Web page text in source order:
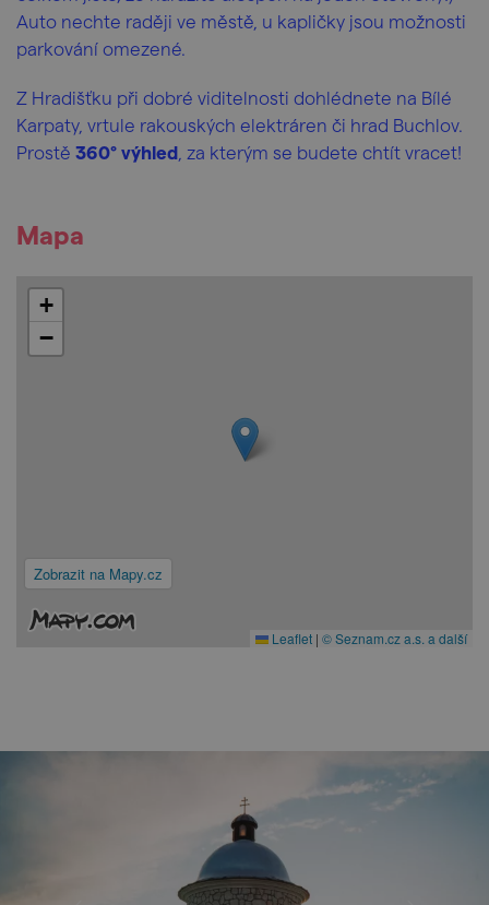
Auto nechte raději ve městě, u kapličky jsou možnosti
parkování omezené.
Z Hradišťku při dobré viditelnosti dohlédnete na Bílé
Karpaty, vrtule rakouských elektráren či hrad Buchlov.
Prostě 360° výhled , za kterým se budete chtít vracet!
Mapa
Zobrazit na Mapy.cz
+
−
Leaflet | © Seznam.cz a.s. a další